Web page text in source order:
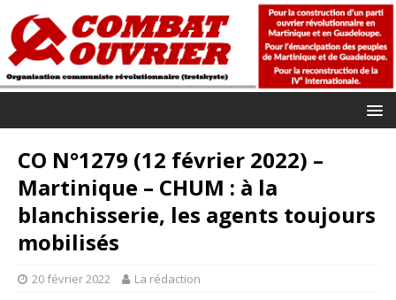
CO N°1279 (12 février 2022) –
Martinique – CHUM : à la
blanchisserie, les agents toujours
mobilisés
20 février 2022 La rédaction